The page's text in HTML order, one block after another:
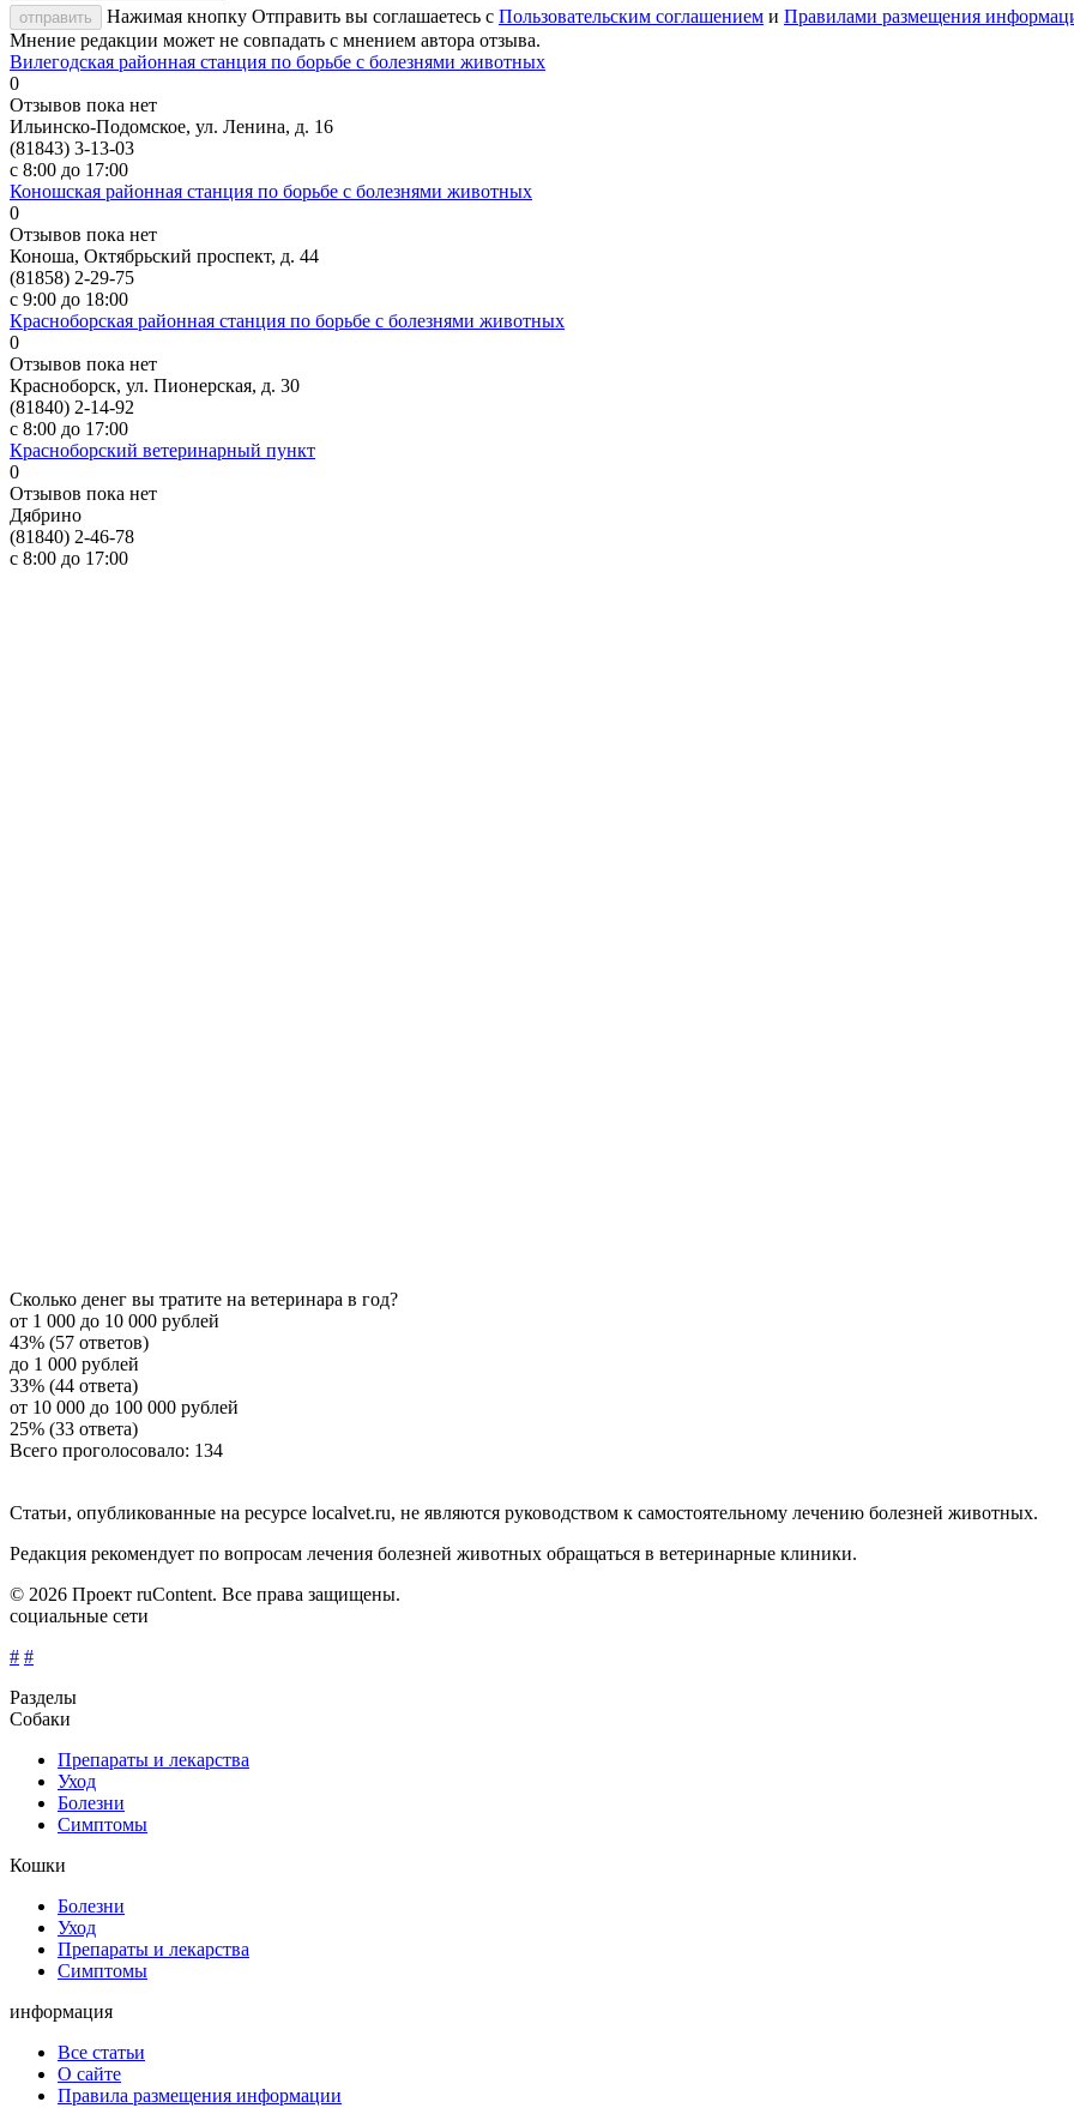
отправить Нажимая кнопку Отправить вы соглашаетесь с Пользовательским соглашением и Правилами размещения
Мнение редакции может не совпадать с мнением автора отзыва.
Вилегодская районная станция по борьбе с болезнями животных
0
Отзывов пока нет
Ильинско-Подомское, ул. Ленина, д. 16
(81843) 3-13-03
с 8:00 до 17:00
Коношская районная станция по борьбе с болезнями животных
0
Отзывов пока нет
Коноша, Октябрьский проспект, д. 44
(81858) 2-29-75
с 9:00 до 18:00
Красноборская районная станция по борьбе с болезнями животных
0
Отзывов пока нет
Красноборск, ул. Пионерская, д. 30
(81840) 2-14-92
с 8:00 до 17:00
Красноборский ветеринарный пункт
0
Отзывов пока нет
Дябрино
(81840) 2-46-78
с 8:00 до 17:00
Сколько денег вы тратите на ветеринара в год?
от 1 000 до 10 000 рублей
43% (57 ответов)
до 1 000 рублей
33% (44 ответа)
от 10 000 до 100 000 рублей
25% (33 ответа)
Всего проголосовало: 134
Статьи, опубликованные на ресурсе localvet.ru, не являются руководством к самостоятельному лечению болезней животных.
Редакция рекомендует по вопросам лечения болезней животных обращаться в ветеринарные клиники.
© 2026 Проект ruContent. Все права защищены.
социальные сети
# #
Разделы
Собаки
Препараты и лекарства
Уход
Болезни
Симптомы
Кошки
Болезни
Уход
Препараты и лекарства
Симптомы
информация
Все статьи
О сайте
Правила размещения информации